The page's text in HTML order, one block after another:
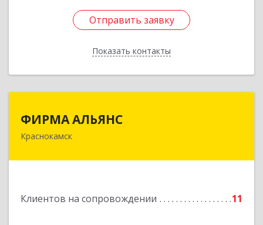
Отправить заявку
Показать контакты
Отправить заявку
Назад
ФИРМА АЛЬЯНС
Краснокамск
Клиентов на сопровождении 11